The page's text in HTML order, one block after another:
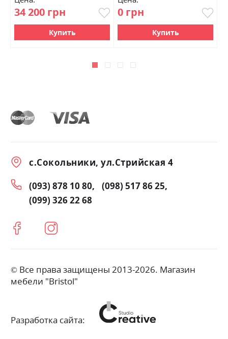
34 200 грн
Купить
0 грн
Купить
с.Сокольники, ул.Стрийская 4
(093) 878 10 80
(098) 517 86 25
(099) 326 22 68
© Все права защищены 2013-2026. Магазин
мебели "Bristol"
Разработка сайта: